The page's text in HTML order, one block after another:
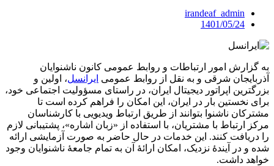
irandeaf_admin
1401/05/24
به گزارش امور ارتباطات و روابط عمومی کانون ناشنوایان
آذربایجان شرقی و به نقل از روابط عمومی ایرانسل، اولین و
بزرگترین اپراتور دیجیتال ایران، در راستای مسؤولیت اجتماعی خود،
برای نخستین بار در ایران، این امکان را فراهم کرده است تا
مشترکان ناشنوا بتوانند از طریق ارتباط ویدیویی با کارشناسان
مرکز ارتباط با مشتریان، با استفاده از «زبان اشاره»، پشتیبانی لازم
را دریافت کنند. این خدمات در حال حاضر به صورت آزمایشی ارائه
شده و در آیندۀ نزدیک، امکان ارائۀ آن به تمام جامعۀ ناشنوایان وجود
خواهد داشت.